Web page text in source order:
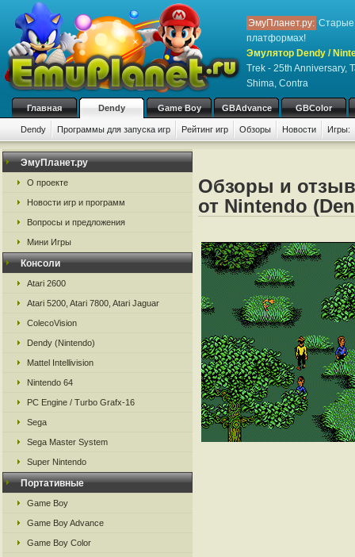
ЭмуПланет.ру: Старые
платформах!
Эмулятор Dendy /
Trek - 25th Anniversary,
Shima, Contra
Главная Dendy Game Boy GBAdvance GBColor
Dendy Программы для запуска игр Рейтинг игр Обзоры Новости Игры:
ЭмуПланет.ру
О проекте
Новости игр и программ
Вопросы и предложения
Мини Игры
Консоли
Atari 2600
Atari 5200, Atari 7800, Atari Jaguar
ColecoVision
Dendy (Nintendo)
Mattel Intellivision
Nintendo 64
PC Engine / Turbo Grafx-16
Sega
Sega Master System
Super Nintendo
Портативные
Game Boy
Game Boy Advance
Game Boy Color
Обзоры и
от Nintendo